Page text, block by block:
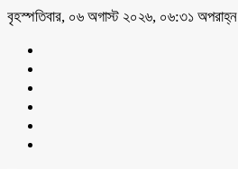
বৃহস্পতিবার, ০৬ অগাস্ট ২০২৬, ০৬:৩১ অপরাহ্ন